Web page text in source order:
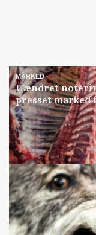
MARKED
Uændret
presset marked